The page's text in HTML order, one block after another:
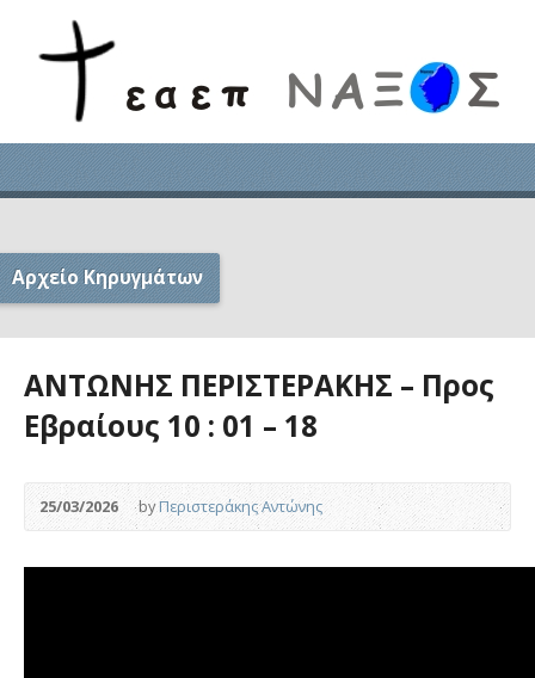
Αρχείο Κηρυγμάτων
ΑΝΤΩΝΗΣ ΠΕΡΙΣΤΕΡΑΚΗΣ – Προς
Εβραίους 10 : 01 – 18
25/03/2026 byΠεριστεράκης Αντώνης